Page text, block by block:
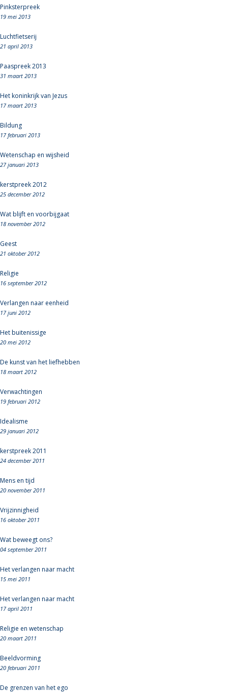
Pinksterpreek
19 mei 2013
Luchtfietserij
21 april 2013
Paaspreek 2013
31 maart 2013
Het koninkrijk van Jezus
17 maart 2013
Bildung
17 februari 2013
Wetenschap en wijsheid
27 januari 2013
kerstpreek 2012
25 december 2012
Wat blijft en voorbijgaat
18 november 2012
Geest
21 oktober 2012
Religie
16 september 2012
Verlangen naar eenheid
17 juni 2012
Het buitenissige
20 mei 2012
De kunst van het liefhebben
18 maart 2012
Verwachtingen
19 februari 2012
Idealisme
29 januari 2012
kerstpreek 2011
24 december 2011
Mens en tijd
20 november 2011
Vrijzinnigheid
16 oktober 2011
Wat beweegt ons?
04 september 2011
Het verlangen naar macht
15 mei 2011
Het verlangen naar macht
17 april 2011
Religie en wetenschap
20 maart 2011
Beeldvorming
20 februari 2011
De grenzen van het ego